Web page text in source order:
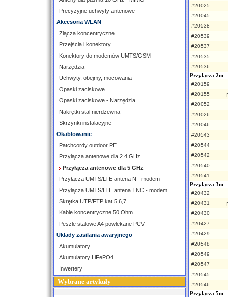
Precyzyjne uchwyty antenowe
Akcesoria WLAN
Złącza koncentryczne
Przejścia i konektory
Konektory do modemów UMTS/GSM
Narzędzia
Uchwyty, obejmy, mocowania
Opaski zaciskowe
Opaski zaciskowe - Narzędzia
Nakrętki stal nierdzewna
Skrzynki instalacyjne
Okablowanie
Patchcordy outdoor PE
Przyłącza antenowe dla 2.4 GHz
Przyłącza antenowe dla 5 GHz
Przyłącza UMTS/LTE antena N - modem
Przyłącza UMTS/LTE antena TNC - modem
Skrętka UTP/FTP kat.5,6,7
Kable koncentryczne 50 Ohm
Peszle stalowe A4 powlekane PCV
Układy zasilania awaryjnego
Akumulatory
Akumulatory LiFePO4
Inwertery
Wybrane artykuły
#20025
#20045
#20538
#20539
#20537
#20535
#20536
Przyłącza 2m
#20159
#20155
#20052
#20026
#20046
#20543
#20544
#20542
#20540
#20541
Przyłącza 3m
#20432
#20431
#20430
#20427
#20429
#20548
#20549
#20547
#20545
#20546
Przyłącza 5m